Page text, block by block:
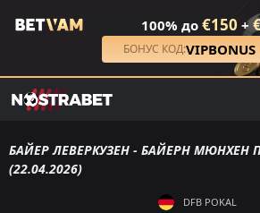
100% до €150 +
БОНУС КОД:VIPBONUS
БАЙЕР ЛЕВЕРКУЗЕН - БАЙЕРН МЮНХЕН
(22.04.2026)
DFB POKAL